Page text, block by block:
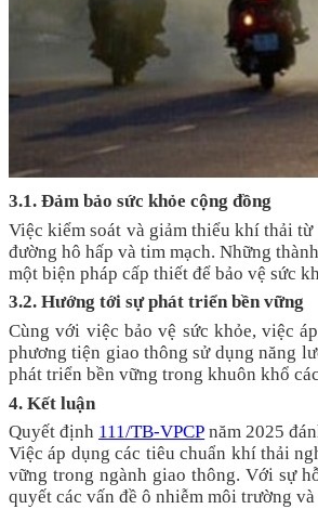
3.1. Đảm bảo sức khỏe cộng đồng
Việc kiểm soát và giảm thiểu khí thải
đường hô hấp và tim mạch. Những
một biện pháp cấp thiết để bảo vệ sức
3.2. Hướng tới sự phát triển bền vững
Cùng với việc bảo vệ sức khỏe, việc
phương tiện giao thông sử dụng năng
phát triển bền vững trong khuôn khổ
4. Kết luận
Quyết định 111/TB-VPCP năm 2025
Việc áp dụng các tiêu chuẩn khí thải
vững trong ngành giao thông. Với sự
quyết các vấn đề ô nhiễm môi trường